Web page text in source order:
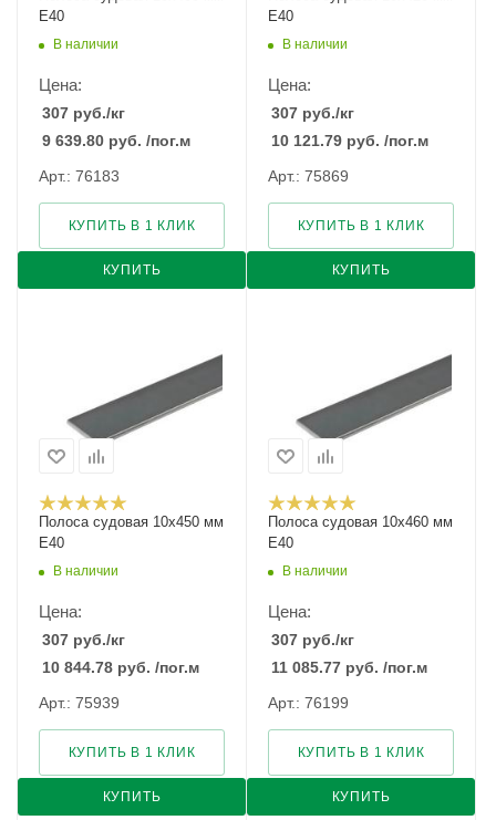
E40
В наличии
Цена:
307 руб./кг
9 639.80 руб. /пог.м
Арт.: 76183
КУПИТЬ
КУПИТЬ В 1 КЛИК
E40
В наличии
Цена:
307 руб./кг
10 121.79 руб. /пог.м
Арт.: 75869
КУПИТЬ
КУПИТЬ В 1 КЛИК
Полоса судовая 10х450 мм
E40
В наличии
Цена:
307 руб./кг
10 844.78 руб. /пог.м
Арт.: 75939
КУПИТЬ
КУПИТЬ В 1 КЛИК
Полоса судовая 10х460 мм
E40
В наличии
Цена:
307 руб./кг
11 085.77 руб. /пог.м
Арт.: 76199
КУПИТЬ
КУПИТЬ В 1 КЛИК